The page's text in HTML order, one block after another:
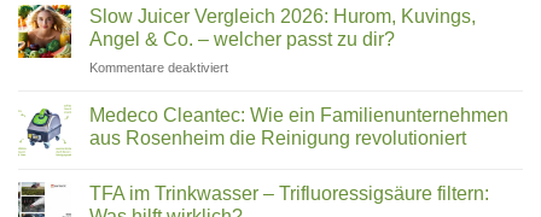
Trinkwasser
steckt
Wasser:
Was
steckt
hinter
Verwirblern
und
Slow Juicer Vergleich 2026: Hurom, Kuvings,
Angel & Co. – welcher passt zu dir?
Kommentare deaktiviertfür
Juicer
Vergleich
2026:
Kuvings,
Angel
Medeco Cleantec: Wie ein Familienunternehmen
aus Rosenheim die Reinigung revolutioniert
Medeco
TFA im Trinkwasser – Trifluoressigsäure filtern: